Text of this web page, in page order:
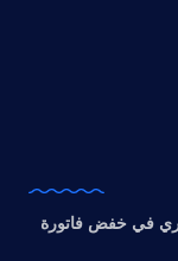
في خفض فاتورة